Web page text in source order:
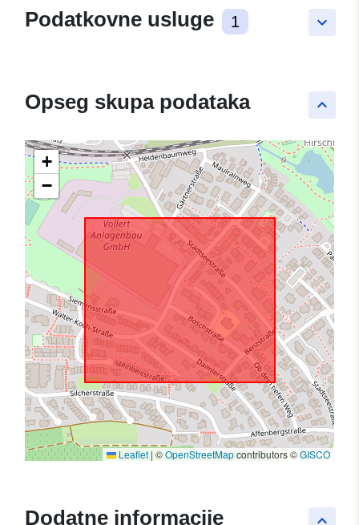
keyboard_arrow_down
Podatkovne usluge 1
keyboard_arrow_up
Opseg skupa podataka
+
−
Leaflet | ©OpenStreetMapcontributors ©GISCO
keyboard_arrow_up
Dodatne informacije